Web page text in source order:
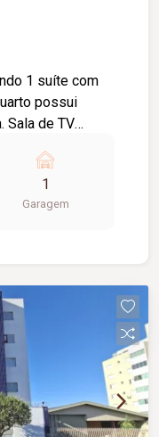
1 suíte com
possui
planejados,
garagem
1
Garagem